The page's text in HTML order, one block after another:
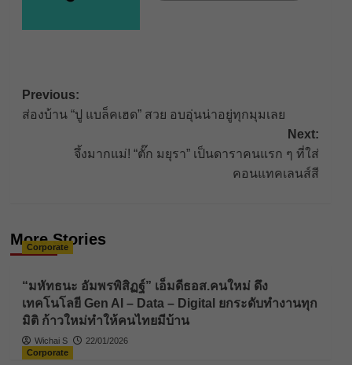
Post
navigation
Previous:
ส่องบ้าน “ปู แบล็คเฮด” สวย อบอุ่นน่าอยู่ทุกมุมเลย
Next:
จึ้งมากแม่! “ตั๊ก มยุรา” เป็นดาราคนแรก ๆ ที่ใส่
คอนแทคเลนส์สี
More Stories
Corporate
“มหัทธนะ อัมพรพิสิฏฐ์” เอ็มดีธอส.คนใหม่ ดึง
เทคโนโลยี Gen AI – Data – Digital ยกระดับทำงานทุก
มิติ ก้าวใหม่ทำให้คนไทยมีบ้าน
Wichai S
22/01/2026
Corporate